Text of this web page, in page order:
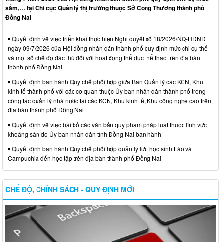
sắm,… tại Chi cục Quản lý thị trường thuộc Sở Công Thương thành phố
Đồng Nai
Quyết định về việc triển khai thực hiện Nghị quyết số 18/2026/NQ-HĐND
ngày 09/7/2026 của Hội đồng nhân dân thành phố quy định mức chi cụ thể
và một số chế độ đặc thù đối với hoạt động thể dục thể thao trên địa bàn
thành phố Đồng Nai
Quyết định ban hành Quy chế phối hợp giữa Ban Quản lý các KCN, Khu
kinh tế thành phố với các cơ quan thuộc Ủy ban nhân dân thành phố trong
công tác quản lý nhà nước tại các KCN, Khu kinh tế, Khu công nghệ cao trên
địa bàn thành phố Đồng Nai
Quyết định về việc bãi bỏ các văn bản quy phạm pháp luật thuộc lĩnh vực
khoáng sản do Ủy ban nhân dân tỉnh Đồng Nai ban hành
Quyết định ban hành Quy chế phối hợp quản lý lưu học sinh Lào và
Campuchia đến học tập trên địa bàn thành phố Đồng Nai
CHẾ ĐỘ, CHÍNH SÁCH - QUY ĐỊNH MỚI